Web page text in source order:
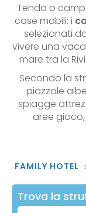
Tenda o
case mobili: i
selezionati
vivere una
mare tra la
Secondo la
piazzole
spiagge
aree
FAMILY HOTEL
Trova la